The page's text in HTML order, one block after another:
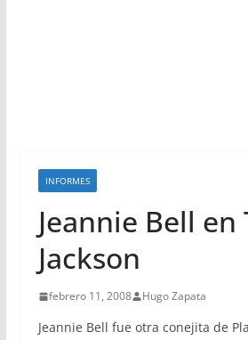
INFORMES
Jeannie Bell en
Jackson
febrero 11, 2008 Hugo Zapata
Jeannie Bell fue otra conejita de